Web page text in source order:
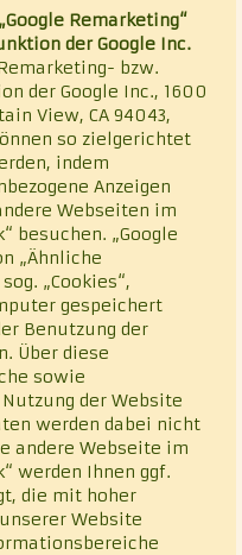
Remarketing“
der Google Inc.
bzw.
der Google Inc., 1600
View, CA 94043,
so zielgerichtet
indem
Anzeigen
Webseiten im
besuchen. „Google
„Ähnliche
„Cookies“,
gespeichert
Benutzung der
Über diese
sowie
der Website
werden dabei nicht
andere Webseite im
werden Ihnen ggf.
die mit hoher
Website